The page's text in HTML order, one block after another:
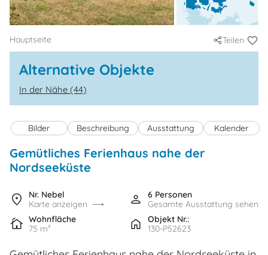
Hauptseite Teilen
Alternative Objekte
In der Nähe (44)
Bilder Beschreibung Ausstattung Kalender
Gemütliches Ferienhaus nahe der
Nordseeküste
Nr. Nebel
Karte anzeigen
6 Personen
Gesamte Ausstattung sehen
Wohnfläche
75 m²
Objekt Nr.:
130-P52623